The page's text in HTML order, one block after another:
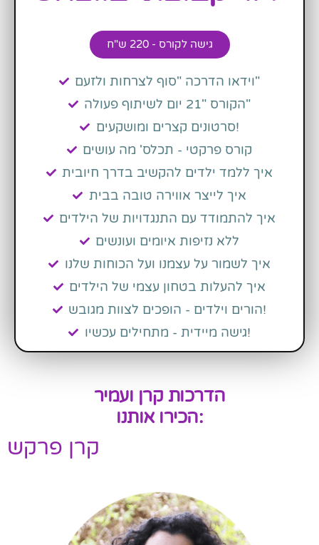
גישה לקורס - 220 ש"ח
וידאו הדרכה "סוף לצרחות ולזעם"
הקורס "21 יום לשיתוף פעולה"
סרטונים קצרים ומושקעים!
קורס פרקטי - תכלס' מה עושים
איך ללמד ילדים להקשיב בדרך חיובית
איך לייצר אווירה טובה בבית
איך להתמודד עם התנגדויות של הילדים
ללא נזיפות איומים ועונשים
איך לשמור על עצמנו ועל הכוחות שלנו
איך להעלות בטחון עצמי של הילדים
הורים וילדים - הופכים לצוות מגובש!
גישה מיידית - מתחילים עכשיו!
הדרכות קרן ועמיר
הכירו אותנו:
קרן פרקש